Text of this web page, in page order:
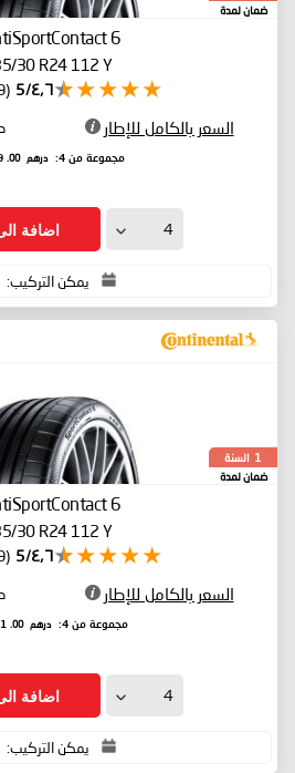
ضمان لمدة
6
30 R24 112 Y
٤٫٦/5 (529 تقييم)
السعر بالكامل للإطار
مجموعة من 4: درهم 9,539
.00
اضافة
يمكن التركيب:
1 السنة
ضمان لمدة
6
30 R24 112 Y
٤٫٦/5 (529 تقييم)
السعر بالكامل للإطار
مجموعة من 4: درهم 12,891
.00
اضافة
يمكن التركيب: